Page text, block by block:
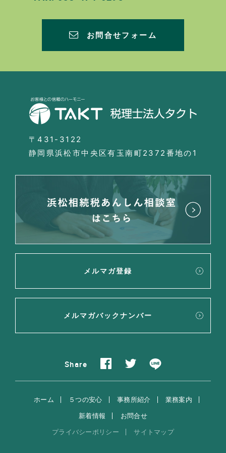
お問合せフォーム
〒431-3122
静岡県浜松市中央区有玉南町2372番地の1
メルマガ登録
メルマガバックナンバー
Share
ホーム ５つの安心 事務所紹介
業務案内
新着情報
お問合せ
プライバシーポリシー
サイトマップ